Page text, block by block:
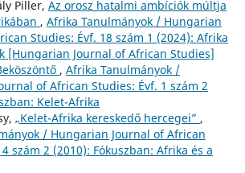
Piller, Az orosz hatalmi ambíciók múltja
, Afrika Tanulmányok / Hungarian
Studies: Évf. 18 szám 1 (2024): Afrika
[Hungarian Journal of African Studies]
, Afrika Tanulmányok /
of African Studies: Évf. 1 szám 2
Kelet-Afrika
„Kelet-Afrika kereskedő hercegei” ,
/ Hungarian Journal of African
szám 2 (2010): Fókuszban: Afrika és a